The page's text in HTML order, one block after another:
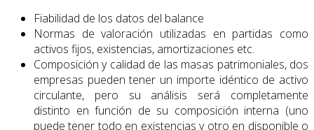
Fiabilidad de los datos del balance
Normas de valoración utilizadas en partidas como
activos fijos, existencias, amortizaciones etc.
Composición y calidad de las masas patrimoniales, dos
empresas pueden tener un importe idéntico de activo
circulante, pero su análisis será completamente
distinto en función de su composición interna (uno
puede tener todo en existencias y otro en disponible o